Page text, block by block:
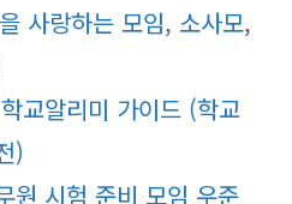
사랑하는 모임, 소사모,
교알리미 가이드 (학교
)
원 시험 준비 모임 우준